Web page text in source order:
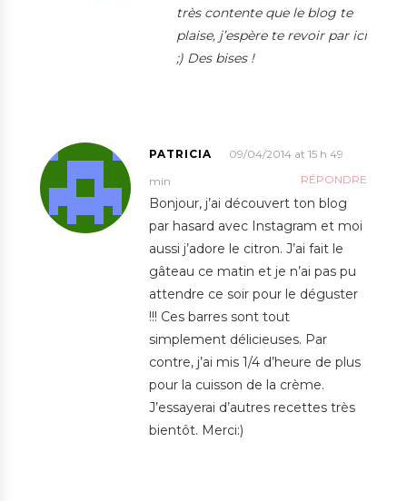
très contente que le blog te
plaise, j’espère te revoir par ici
;) Des bises !
PATRICIA
09/04/2014 at 15 h 49
min
RÉPONDRE
Bonjour, j’ai découvert ton blog
par hasard avec Instagram et moi
aussi j’adore le citron. J’ai fait le
gâteau ce matin et je n’ai pas pu
attendre ce soir pour le déguster
!!! Ces barres sont tout
simplement délicieuses. Par
contre, j’ai mis 1/4 d’heure de plus
pour la cuisson de la crème.
J’essayerai d’autres recettes très
bientôt. Merci:)